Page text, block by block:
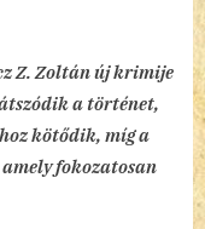
Z. Zoltán új krimije
a történet,
kötődik, míg a
fokozatosan